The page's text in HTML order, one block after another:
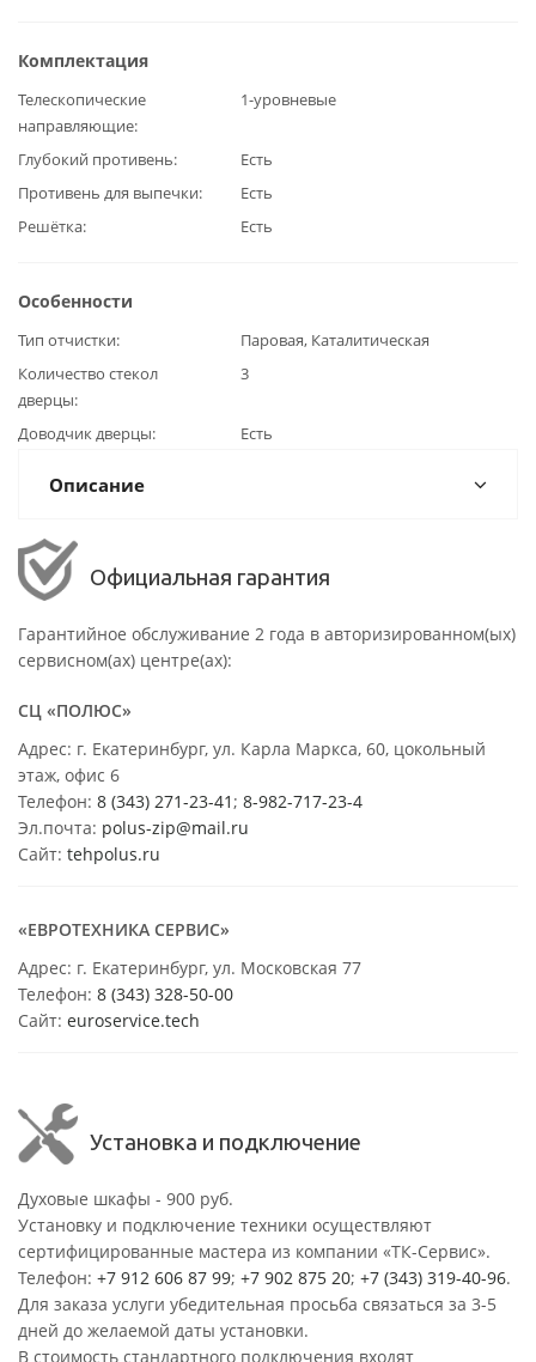
Комплектация
Телескопические
направляющие
1-уровневые
Глубокий противень
Есть
Противень для выпечки
Есть
Решётка
Есть
Особенности
Тип отчистки
Паровая, Каталитическая
Количество стекол
дверцы
3
Доводчик дверцы Есть
Описание
Официальная гарантия
Гарантийное обслуживание 2 года в авторизированном(ых)
сервисном(ах) центре(ах):
СЦ «ПОЛЮС»
Адрес: г. Екатеринбург, ул. Карла Маркса, 60, цокольный
этаж, офис 6
Телефон: 8 (343) 271-23-41 ; 8-982-717-23-4
Эл.почта: polus-zip@mail.ru
Сайт: tehpolus.ru
«ЕВРОТЕХНИКА СЕРВИС»
Адрес: г. Екатеринбург, ул. Московская 77
Телефон: 8 (343) 328-50-00
Сайт: euroservice.tech
Установка и подключение
Духовые шкафы - 900 руб.
Установку и подключение техники осуществляют
сертифицированные мастера из компании «ТК-Сервис».
Телефон: +7 912 606 87 99; +7 902 875 20; +7 (343) 319-40-96.
Для заказа услуги убедительная просьба связаться за 3-5
дней до желаемой даты установки.
В стоимость стандартного подключения входят